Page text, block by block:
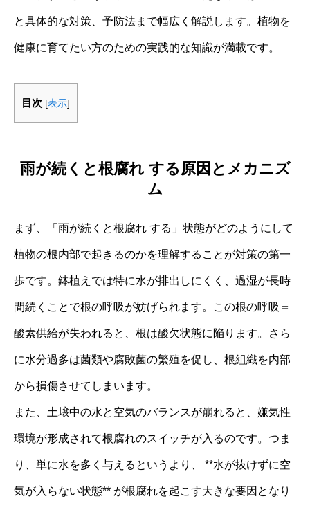
と具体的な対策、予防法まで幅広く解説します。植物を
健康に育てたい方のための実践的な知識が満載です。
目次 [表示]
雨が続くと根腐れ する原因とメカニズ
ム
まず、「雨が続くと根腐れ する」状態がどのようにして
植物の根内部で起きるのかを理解することが対策の第一
歩です。鉢植えでは特に水が排出しにくく、過湿が長時
間続くことで根の呼吸が妨げられます。この根の呼吸＝
酸素供給が失われると、根は酸欠状態に陥ります。さら
に水分過多は菌類や腐敗菌の繁殖を促し、根組織を内部
から損傷させてしまいます。
また、土壌中の水と空気のバランスが崩れると、嫌気性
環境が形成されて根腐れのスイッチが入るのです。つま
り、単に水を多く与えるというより、 **水が抜けずに空
気が入らない状態** が根腐れを起こす大きな要因となり